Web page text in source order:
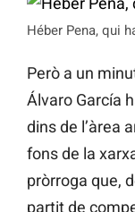
Héber Pena, qui
Però a un
Álvaro García
dins de l’àrea
fons de la
pròrroga que,
partit de